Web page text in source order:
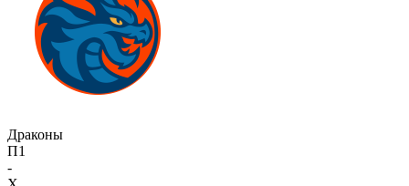
Драконы
П1
-